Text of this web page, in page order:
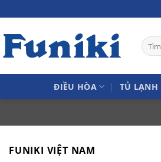
nội
dung
Tìm
kiếm:
ĐIỀU HÒA TỦ LẠNH
FUNIKI VIỆT NAM